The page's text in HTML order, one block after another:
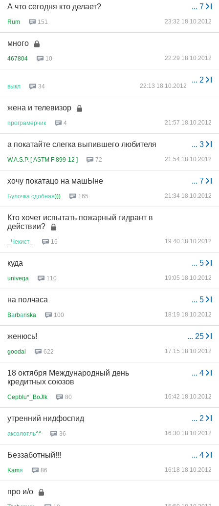
... 7
А что сегодня кто делает?
Rum 151 23:32 18.10.2012
много
467804 10 22:29 18.10.2012
... 2
выкл 34 22:13 18.10.2012
жена и телевизор
програмерчик 4 21:57 18.10.2012
... 3
а покатайте слегка выпившего любителя
W.A.S.P. [ ASTM F 899-12 ] 72 21:54 18.10.2012
... 7
хочу покатацо на машЫне
Булочка сдобная))) 165 21:34 18.10.2012
Кто хочет испытать пожарный гидрант в
действии?
Чекист 16 19:40 18.10.2012
... 5
куда
univega 110 19:05 18.10.2012
... 5
на полчаса
Bаrbаriska 100 18:19 18.10.2012
... 25
женюсь!
goodal 622 17:15 18.10.2012
... 4
18 октября Международный день
кредитных союзов
CepbIu*_BoJIk 80 16:42 18.10.2012
... 2
утренний нидфоспид
аксолотль^^ 36 16:30 18.10.2012
... 4
Беззаботный!!!
Kamя 86 16:18 18.10.2012
про и/о